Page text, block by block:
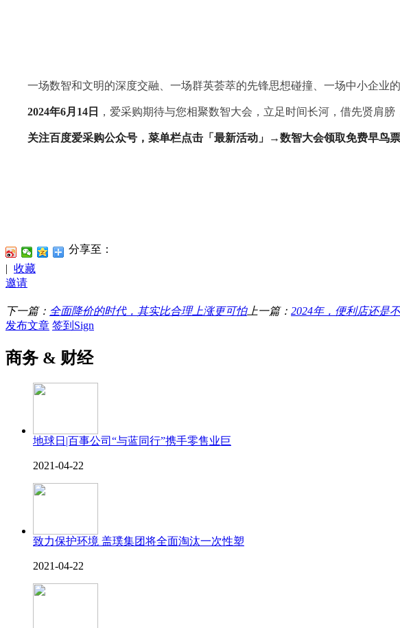
一场数智和文明的深度交融、一场群英荟萃的先锋思想碰撞、一场中小企
2024年6月14日 ，爱采购期待与您相聚数智大会，立足时间长河，借先贤肩膀
关注百度爱采购公众号，菜单栏点击「最新活动」→数智大会领取免费早鸟票
分享至：
| 收藏
邀请
下一篇： 全面降价的时代，其实比合理上涨更可怕上一篇： 2024年，便利店还是
发布文章 签到Sign
商务 & 财经
地球日|百事公司“与蓝同行”携手零售业巨
2021-04-22
致力保护环境 盖璞集团将全面淘汰一次性塑
2021-04-22